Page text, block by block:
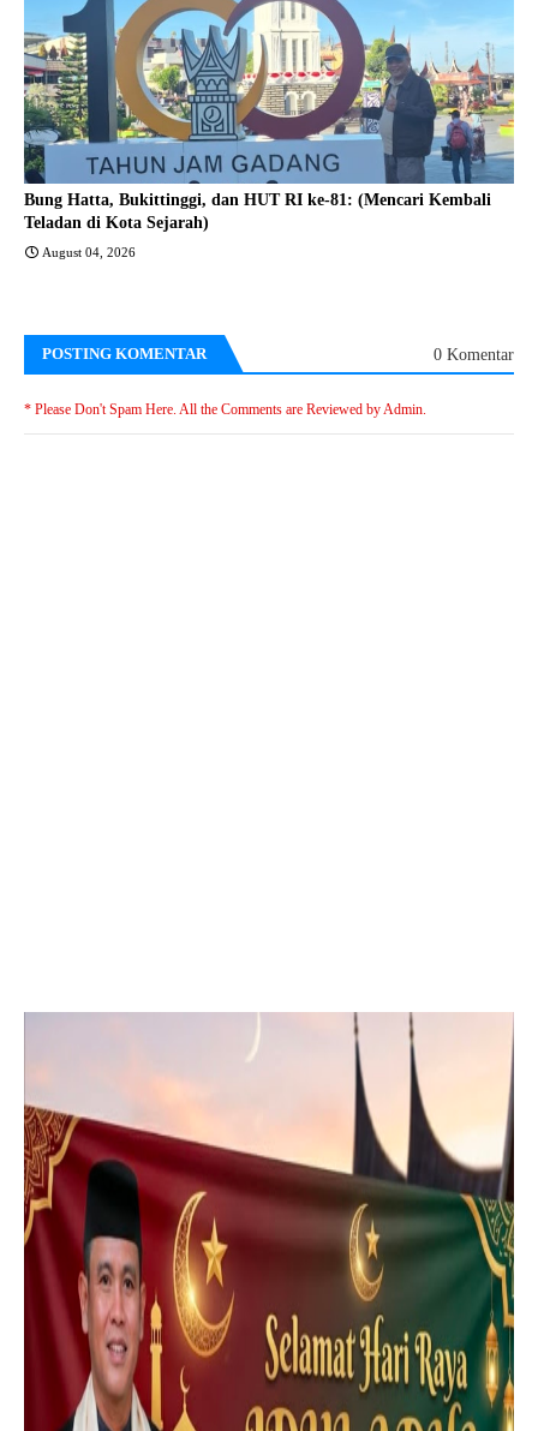
Bung Hatta, Bukittinggi, dan HUT RI ke-81: (Mencari Kembali
Teladan di Kota Sejarah)
August 04, 2026
POSTING KOMENTAR 0 Komentar
* Please Don't Spam Here. All the Comments are Reviewed by Admin.